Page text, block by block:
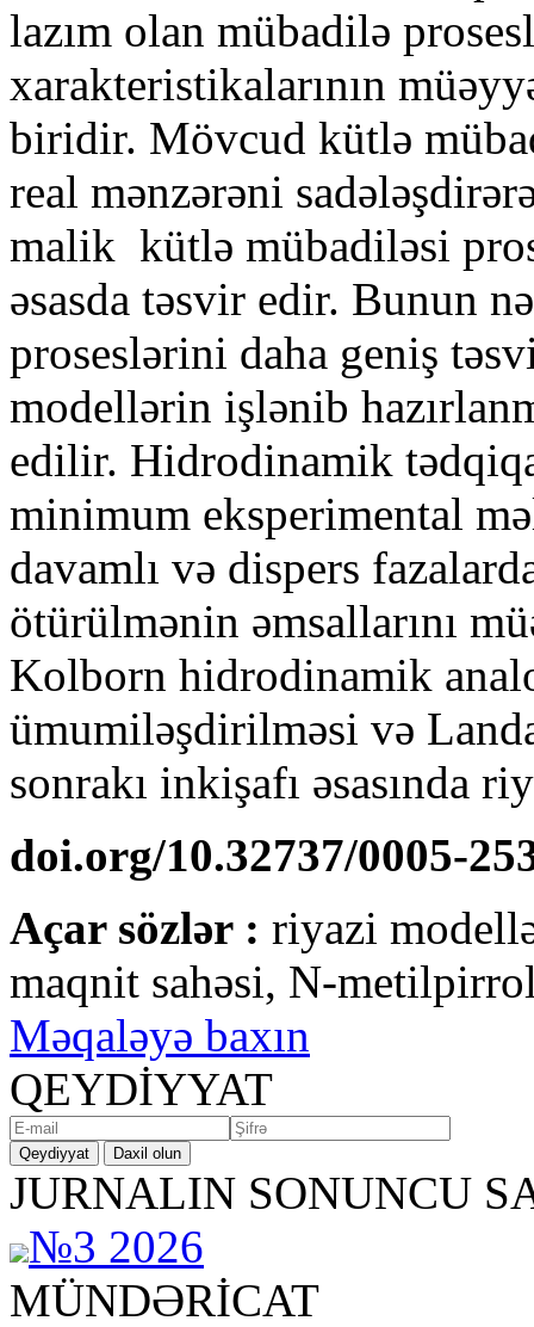
lazım olan mübadilə
xarakteristikalarının
biridir. Mövcud kütlə
real mənzərəni
malik kütlə mübadiləsi
əsasda təsvir edir. Bunun
proseslərini daha geniş
modellərin işlənib
edilir. Hidrodinamik
minimum eksperimental
davamlı və dispers
ötürülmənin əmsallarını
Kolborn hidrodinamik
ümumiləşdirilməsi və
sonrakı inkişafı əsasında
doi.org/10.32737/0005-
Açar sözlər : riyazi
maqnit sahəsi, N-
Məqaləyə baxın
QEYDİYYAT
Qeydiyyat Daxil olun
JURNALIN SONUNCU
№3 2026
MÜNDƏRİCAT